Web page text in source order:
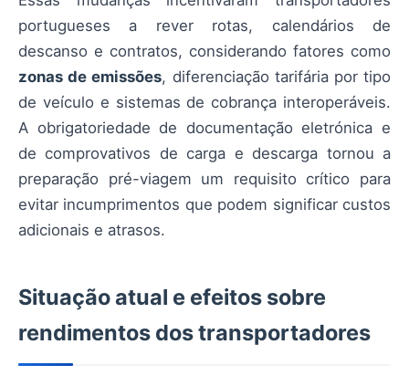
portugueses a rever rotas, calendários de
descanso e contratos, considerando fatores como
zonas de emissões, diferenciação tarifária por tipo
de veículo e sistemas de cobrança interoperáveis.
A obrigatoriedade de documentação eletrónica e
de comprovativos de carga e descarga tornou a
preparação pré-viagem um requisito crítico para
evitar incumprimentos que podem significar custos
adicionais e atrasos.
Situação atual e efeitos sobre
rendimentos dos transportadores